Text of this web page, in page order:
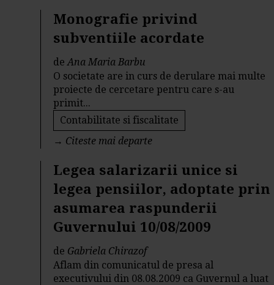
Monografie privind
subventiile acordate
deAna Maria Barbu
O societate are in curs de derulare mai multe
proiecte de cercetare pentru care s-au
primit...
Contabilitate si fiscalitate
→ Citeste mai departe
Legea salarizarii unice si
legea pensiilor, adoptate prin
asumarea raspunderii
Guvernului 10/08/2009
de Gabriela Chirazof
Aflam din comunicatul de presa al
executivului din 08.08.2009 ca Guvernul a luat